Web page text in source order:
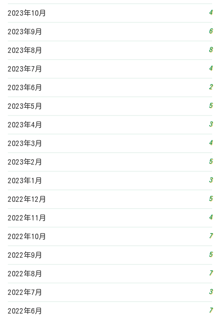
2023年10月 4
2023年9月 6
2023年8月 8
2023年7月 4
2023年6月 2
2023年5月 5
2023年4月 3
2023年3月 4
2023年2月 5
2023年1月 3
2022年12月 5
2022年11月 4
2022年10月 7
2022年9月 5
2022年8月 7
2022年7月 3
2022年6月 7